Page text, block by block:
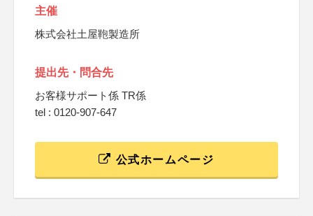
主催
株式会社土屋鞄製造所
提出先・問合先
お客様サポート係 TR係
tel : 0120-907-647
公式ホームページ